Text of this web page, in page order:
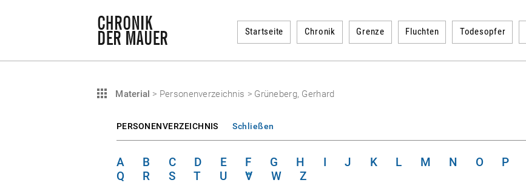
Startseite Chronik Grenze Fluchten Todesopfer
Material > Personenverzeichnis > Grüneberg, Gerhard
PERSONENVERZEICHNIS Schließen
A B C D E F G H I J K L M N O
P
Q
R S T U V W Z